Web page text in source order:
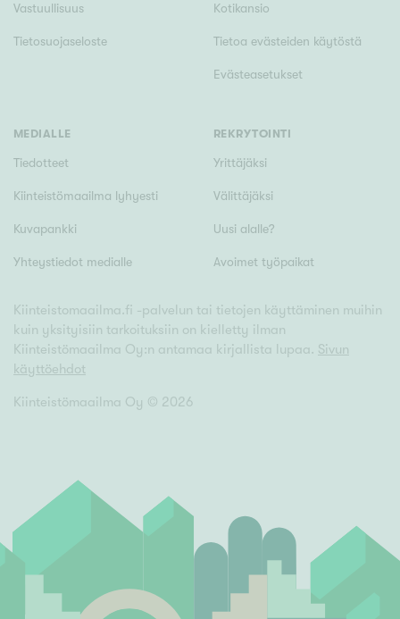
Vastuullisuus
Tietosuojaseloste
Kotikansio
Tietoa evästeiden käytöstä
Evästeasetukset
MEDIALLE
Tiedotteet
Kiinteistömaailma lyhyesti
Kuvapankki
Yhteystiedot medialle
REKRYTOINTI
Yrittäjäksi
Välittäjäksi
Uusi alalle?
Avoimet työpaikat
Kiinteistomaailma.fi -palvelun tai tietojen käyttäminen muihin
kuin yksityisiin tarkoituksiin on kielletty ilman
Kiinteistömaailma Oy:n antamaa kirjallista lupaa. Sivun
käyttöehdot
Kiinteistömaailma Oy © 2026